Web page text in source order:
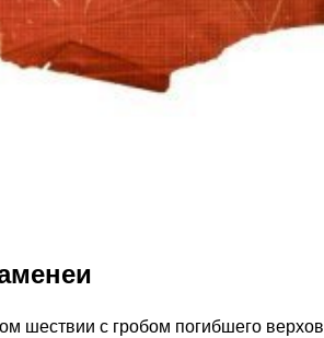
шествии с гробом погибшего